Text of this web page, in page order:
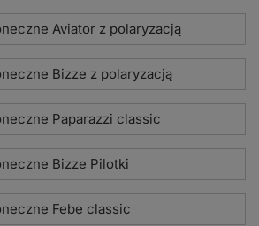
Aviator z polaryzacją
Bizze z polaryzacją
Paparazzi classic
Bizze Pilotki
Febe classic